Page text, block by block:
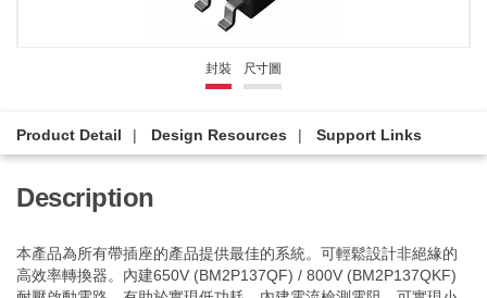
封裝 尺寸圖
Product Detail Design Resources Support Links
Description
本產品為所有帶插座的產品提供最佳的系統。可輕鬆設計非絕緣的
高效率轉換器。內建650V (BM2P137QF) / 800V (BM2P137QKF)